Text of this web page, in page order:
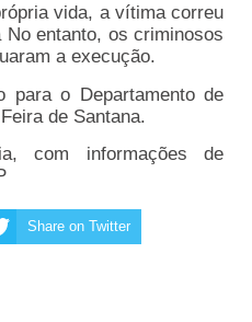
vida, a vítima correu
entanto, os criminosos
a execução.
para o Departamento de
de Santana.
com informações de
Share on Twitter